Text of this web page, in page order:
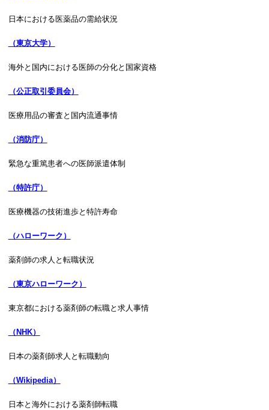
日本における医薬品の需給状況
（東京大学）
海外と国内における医師の分化と国家資格
（公正取引委員会）
医療用品の審査と国内流通事情
（消防庁）
緊急な重篤患者への医師派遣体制
（特許庁）
医療機器の技術進歩と特許寿命
（ハローワーク）
薬剤師の求人と転職状況
（東京ハローワーク）
東京都における薬剤師の転職と求人事情
（NHK）
日本の薬剤師求人と転職動向
（Wikipedia）
日本と海外における薬剤師転職